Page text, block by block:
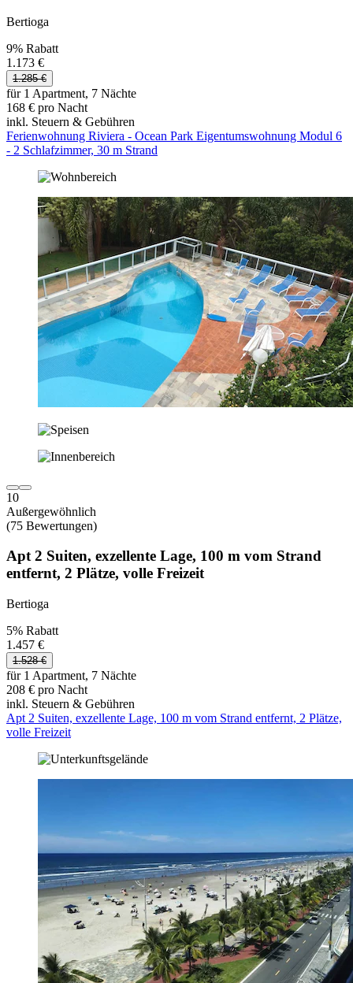
Bertioga
9% Rabatt
1.173 €
1.285 €
für 1 Apartment, 7 Nächte
168 € pro Nacht
inkl. Steuern & Gebühren
Ferienwohnung Riviera - Ocean Park Eigentumswohnung Modul 6
- 2 Schlafzimmer, 30 m Strand
10
Außergewöhnlich
(75 Bewertungen)
Apt 2 Suiten, exzellente Lage, 100 m vom Strand
entfernt, 2 Plätze, volle Freizeit
Bertioga
5% Rabatt
1.457 €
1.528 €
für 1 Apartment, 7 Nächte
208 € pro Nacht
inkl. Steuern & Gebühren
Apt 2 Suiten, exzellente Lage, 100 m vom Strand entfernt, 2 Plätze,
volle Freizeit